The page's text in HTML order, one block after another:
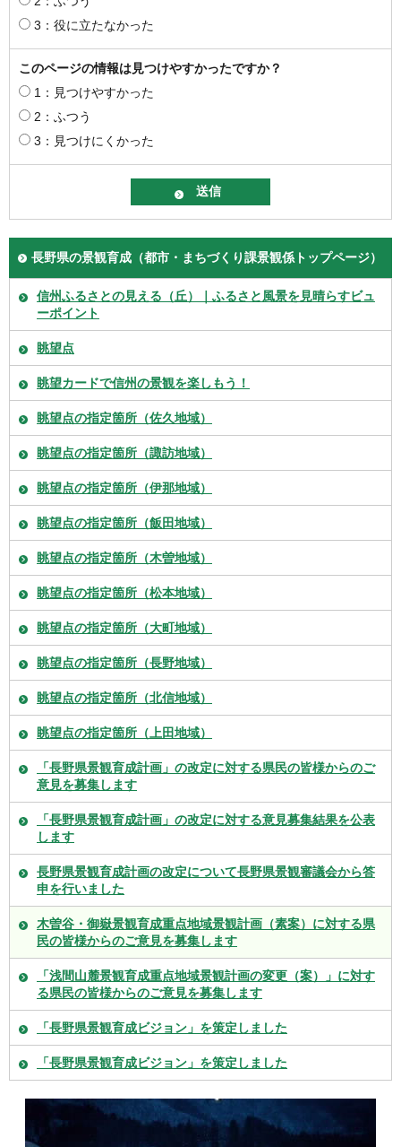
3：役に立たなかった
このページの情報は見つけやすかったですか？
1：見つけやすかった
2：ふつう
3：見つけにくかった
長野県の景観育成（都市・まちづくり課景観係トップページ）
信州ふるさとの見える（丘）｜ふるさと風景を見晴らすビュ
ーポイント
眺望点
眺望カードで信州の景観を楽しもう！
眺望点の指定箇所（佐久地域）
眺望点の指定箇所（諏訪地域）
眺望点の指定箇所（伊那地域）
眺望点の指定箇所（飯田地域）
眺望点の指定箇所（木曽地域）
眺望点の指定箇所（松本地域）
眺望点の指定箇所（大町地域）
眺望点の指定箇所（長野地域）
眺望点の指定箇所（北信地域）
眺望点の指定箇所（上田地域）
「長野県景観育成計画」の改定に対する県民の皆様からのご
意見を募集します
「長野県景観育成計画」の改定に対する意見募集結果を公表
します
長野県景観育成計画の改定について長野県景観審議会から答
申を行いました
木曽谷・御嶽景観育成重点地域景観計画（素案）に対する県
民の皆様からのご意見を募集します
「浅間山麓景観育成重点地域景観計画の変更（案）」に対す
る県民の皆様からのご意見を募集します
「長野県景観育成ビジョン」を策定しました
「長野県景観育成ビジョン」を策定しました